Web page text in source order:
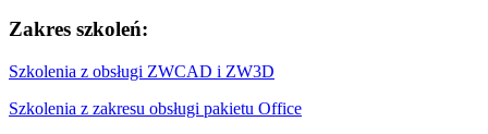
Zakres szkoleń:
Szkolenia z obsługi ZWCAD i ZW3D
Szkolenia z zakresu obsługi pakietu Office